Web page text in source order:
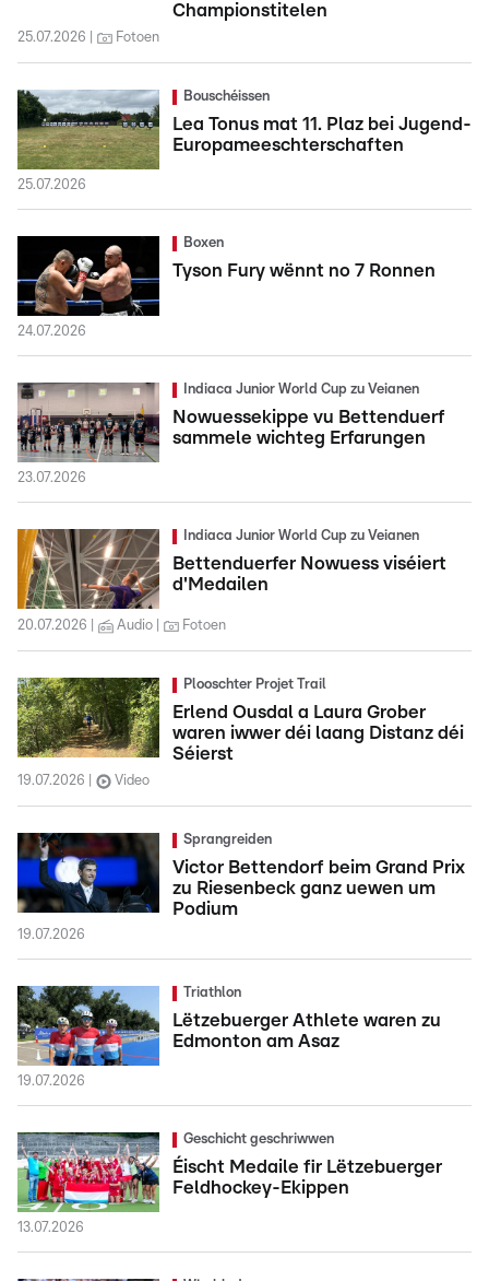
Championstitelen
25.07.2026 Fotoen
Bouschéissen
Lea Tonus mat 11. Plaz bei Jugend-
Europameeschterschaften
25.07.2026
Boxen
Tyson Fury wënnt no 7 Ronnen
24.07.2026
Indiaca Junior World Cup zu Veianen
Nowuessekippe vu Bettenduerf
sammele wichteg Erfarungen
23.07.2026
Indiaca Junior World Cup zu Veianen
Bettenduerfer Nowuess viséiert
d'Medailen
20.07.2026 Audio Fotoen
Plooschter Projet Trail
Erlend Ousdal a Laura Grober
waren iwwer déi laang Distanz déi
Séierst
19.07.2026 Video
Sprangreiden
Victor Bettendorf beim Grand Prix
zu Riesenbeck ganz uewen um
Podium
19.07.2026
Triathlon
Lëtzebuerger Athlete waren zu
Edmonton am Asaz
19.07.2026
Geschicht geschriwwen
Éischt Medaile fir Lëtzebuerger
Feldhockey-Ekippen
13.07.2026